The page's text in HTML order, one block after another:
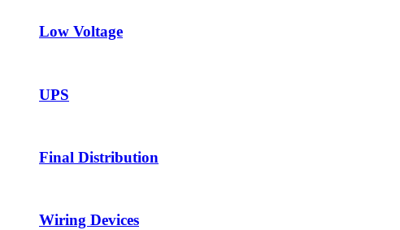
Low Voltage
UPS
Final Distribution
Wiring Devices